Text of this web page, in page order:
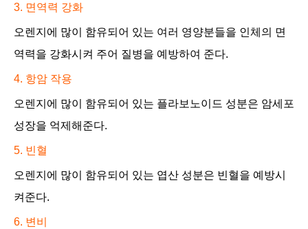
3. 면역력 강화
오렌지에 많이 함유되어 있는 여러 영양분들을 인체의 면
역력을 강화시켜 주어 질병을 예방하여 준다.
4. 항암 작용
오렌지에 많이 함유되어 있는 플라보노이드 성분은 암세포
성장을 억제해준다.
5. 빈혈
오렌지에 많이 함유되어 있는 엽산 성분은 빈혈을 예방시
켜준다.
6. 변비